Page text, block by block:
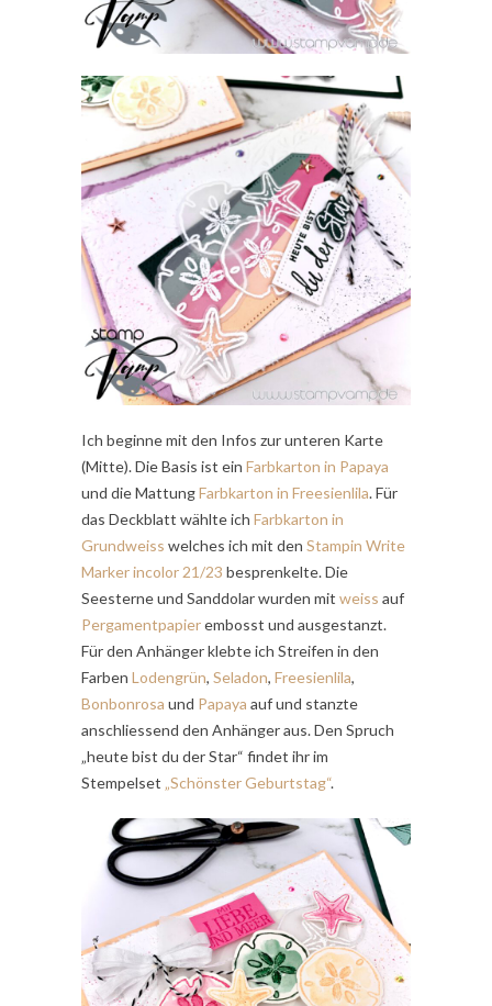
Ich beginne mit den Infos zur unteren Karte
(Mitte). Die Basis ist ein Farbkarton in Papaya
und die MattungFarbkarton in Freesienlila. Für
das Deckblatt wählte ich Farbkarton in
Grundweiss welches ich mit den Stampin Write
Marker incolor 21/23 besprenkelte. Die
Seesterne und Sanddolar wurden mit weiss auf
Pergamentpapierembosst und ausgestanzt.
Für den Anhänger klebte ich Streifen in den
Farben Lodengrün, Seladon, Freesienlila,
Bonbonrosa und Papaya auf und stanzte
anschliessend den Anhänger aus. Den Spruch
„heute bist du der Star“ findet ihr im
Stempelset „Schönster Geburtstag“.